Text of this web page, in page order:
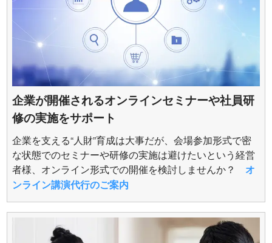
企業が開催されるオンラインセミナーや社員研
修の実施をサポート
企業を支える“人財”育成は大事だが、会場参加形式で密
な状態でのセミナーや研修の実施は避けたいという経営
者様、オンライン形式での開催を検討しませんか？ オ
ンライン講演代行のご案内